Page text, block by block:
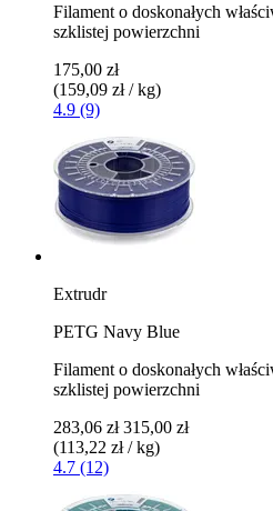
Filament o doskonałych
szklistej powierzchni
175,00 zł
(159,09 zł / kg)
4.9 (9)
Extrudr
PETG Navy Blue
Filament o doskonałych
szklistej powierzchni
283,06 zł 315,00 zł
(113,22 zł / kg)
4.7 (12)